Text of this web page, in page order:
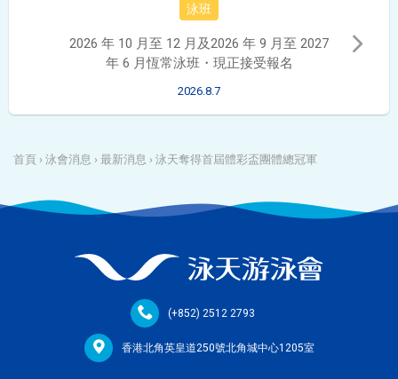
泳班
2026 年 10 月至 12 月及2026 年 9 月至 2027
年 6 月恆常泳班・現正接受報名
2026.8.7
首頁 › 泳會消息 › 最新消息 › 泳天奪得首屆體彩盃團體總冠軍
(+852) 2512 2793
香港北角英皇道250號北角城中心1205室